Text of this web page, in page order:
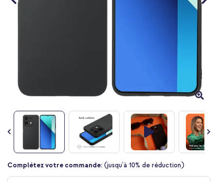
Passer
Complétez votre commande: (jusqu'à 10% de réduction)